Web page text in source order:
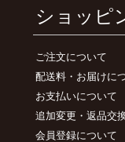
ショッピ
ご注文について
配送料・お届けに
お支払いについて
追加変更・返品交
会員登録について